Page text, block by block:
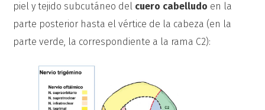
piel y tejido subcutáneo del cuero cabelludo en la
parte posterior hasta el vértice de la cabeza (en la
parte verde, la correspondiente a la rama C2):